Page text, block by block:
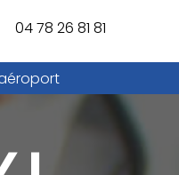
04 78 26 81 81